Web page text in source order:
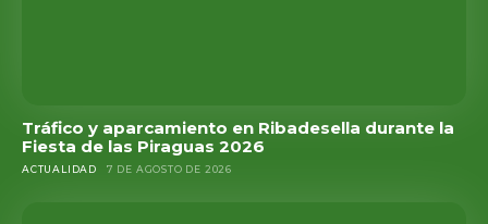
Tráfico y aparcamiento en Ribadesella durante la
Fiesta de las Piraguas 2026
ACTUALIDAD 7 DE AGOSTO DE 2026